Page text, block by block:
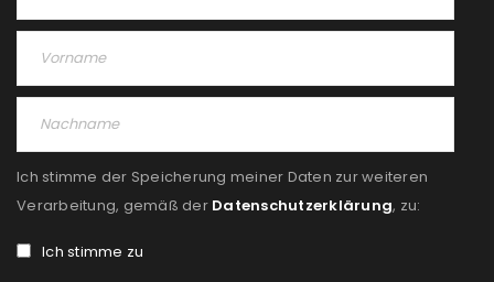
Ich stimme der Speicherung meiner Daten zur weiteren
Verarbeitung, gemäß der Datenschutzerklärung, zu:
Ich stimme zu